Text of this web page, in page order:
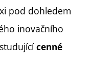
pod dohledem
inovačního
cenné